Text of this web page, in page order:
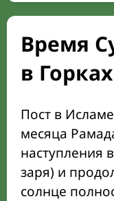
Время
в Горках
Пост в
месяца
наступления
заря) и
солнце